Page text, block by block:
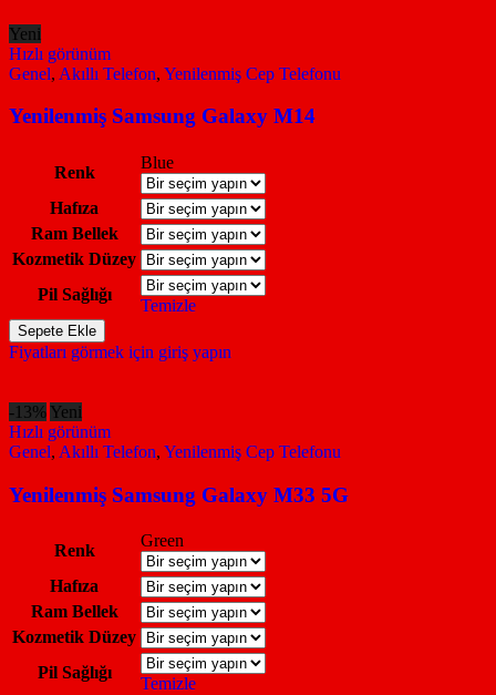
adet
Yeni
Hızlı görünüm
Genel, Akıllı Telefon, Yenilenmiş Cep Telefonu
Yenilenmiş Samsung Galaxy M14
Renk
Blue
Hafıza
Ram Bellek
Kozmetik Düzey
Pil Sağlığı
Temizle
Yenilenmiş
Samsung
Galaxy
adet
Sepete Ekle
Fiyatları görmek için giriş yapın
-13% Yeni
Hızlı görünüm
Genel, Akıllı Telefon, Yenilenmiş Cep Telefonu
Yenilenmiş Samsung Galaxy M33 5G
Renk
Green
Hafıza
Ram Bellek
Kozmetik Düzey
Pil Sağlığı
Temizle